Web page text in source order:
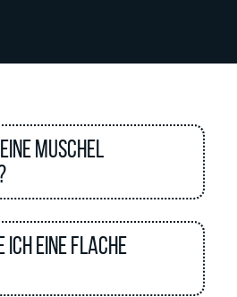
Muschel
ich eine flache